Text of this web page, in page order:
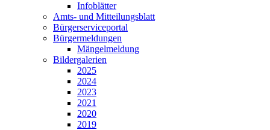
Infoblätter
Amts- und Mitteilungsblatt
Bürgerserviceportal
Bürgermeldungen
Mängelmeldung
Bildergalerien
2025
2024
2023
2021
2020
2019